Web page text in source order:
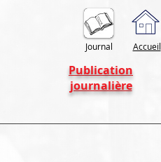
Journal Accueil
Publication
journalière